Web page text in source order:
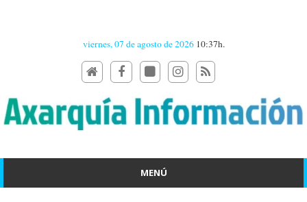
viernes, 07 de agosto de 2026 10:37h.
MENÚ